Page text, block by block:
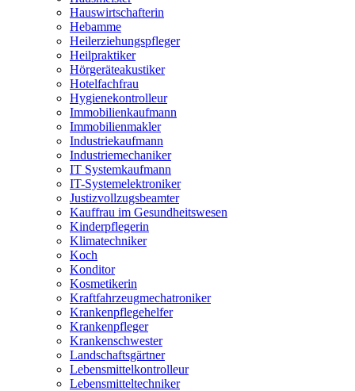
Hauswirtschafterin
Hebamme
Heilerziehungspfleger
Heilpraktiker
Hörgeräteakustiker
Hotelfachfrau
Hygienekontrolleur
Immobilienkaufmann
Immobilienmakler
Industriekaufmann
Industriemechaniker
IT Systemkaufmann
IT-Systemelektroniker
Justizvollzugsbeamter
Kauffrau im Gesundheitswesen
Kinderpflegerin
Klimatechniker
Koch
Konditor
Kosmetikerin
Kraftfahrzeugmechatroniker
Krankenpflegehelfer
Krankenpfleger
Krankenschwester
Landschaftsgärtner
Lebensmittelkontrolleur
Lebensmitteltechniker